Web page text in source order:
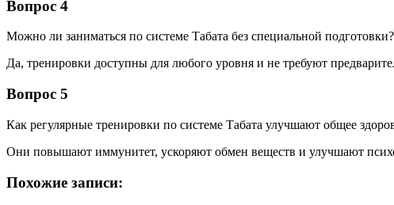
Вопрос 4
Можно ли заниматься по системе Табата без специальной подготовки?
Да, тренировки доступны для любого уровня и не требуют
Вопрос 5
Как регулярные тренировки по системе Табата улучшают общее
Они повышают иммунитет, ускоряют обмен веществ и улучшают
Похожие записи: